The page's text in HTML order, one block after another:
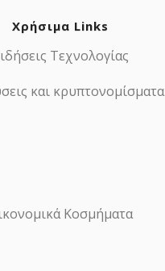
Χρήσιμα Links
Τεχνολογίας
και κρυπτονομίσματα
Κοσμήματα